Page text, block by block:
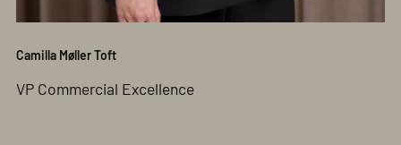
Camilla Møller Toft
VP Commercial Excellence